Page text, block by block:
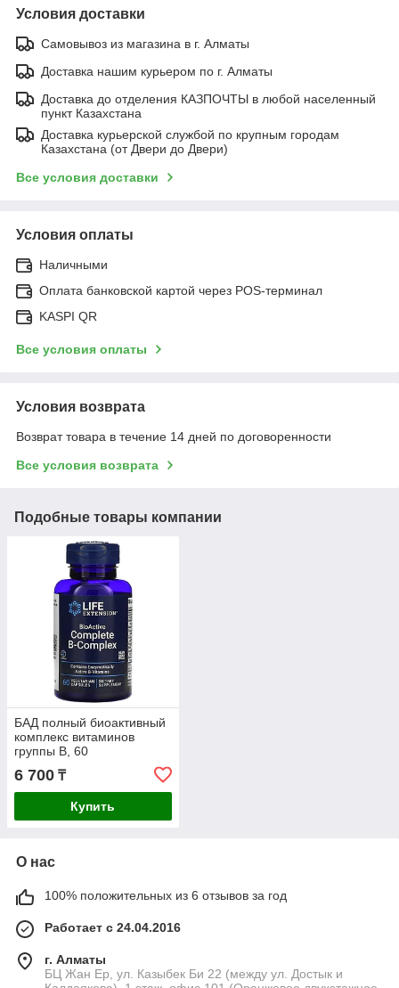
Условия доставки
Самовывоз из магазина в г. Алматы
Доставка нашим курьером по г. Алматы
Доставка до отделения КАЗПОЧТЫ в любой населенный
пункт Казахстана
Доставка курьерской службой по крупным городам
Казахстана (от Двери до Двери)
Все условия доставки
Условия оплаты
Наличными
Оплата банковской картой через POS-терминал
KASPI QR
Все условия оплаты
Условия возврата
Возврат товара в течение 14 дней по договоренности
Все условия возврата
Подобные товары компании
БАД полный биоактивный
комплекс витаминов
группы B, 60
вегетарианских капсул
Life Extension
6 700 ₸
Купить
О нас
100% положительных из 6 отзывов за год
Работает с 24.04.2016
г. Алматы
БЦ Жан Ер, ул. Казыбек Би 22 (между ул. Достык и